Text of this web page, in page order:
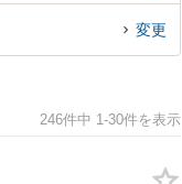
変更
246件中 1-30件を表示